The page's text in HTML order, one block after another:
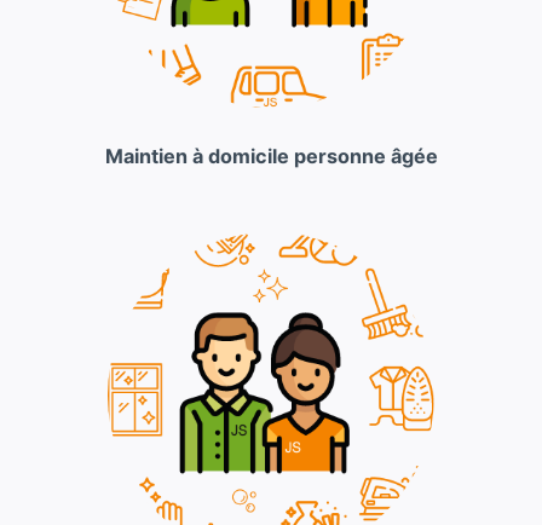
Maintien à domicile personne âgée